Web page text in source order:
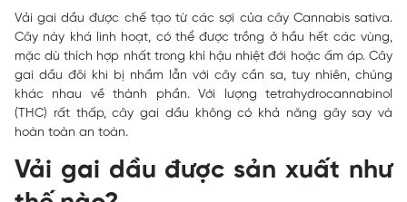
Vải gai dầu được chế tạo từ các sợi của cây Cannabis sativa.
Cây này khá linh hoạt, có thể được trồng ở hầu hết các vùng,
mặc dù thích hợp nhất trong khí hậu nhiệt đới hoặc ấm áp. Cây
gai dầu đôi khi bị nhầm lẫn với cây cần sa, tuy nhiên, chúng
khác nhau về thành phần. Với lượng tetrahydrocannabinol
(THC) rất thấp, cây gai dầu không có khả năng gây say và
hoàn toàn an toàn.
Vải gai dầu được sản xuất như